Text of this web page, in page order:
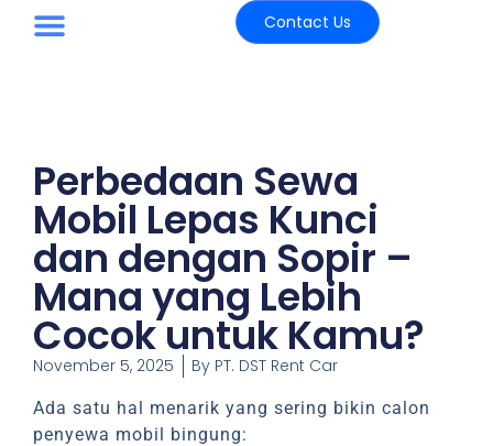
Contact Us
Perbedaan Sewa
Mobil Lepas Kunci
dan dengan Sopir –
Mana yang Lebih
Cocok untuk Kamu?
November 5, 2025 By PT. DST Rent Car
Ada satu hal menarik yang sering bikin calon
penyewa mobil bingung: